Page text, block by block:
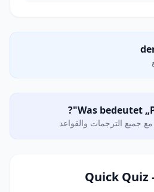
جميع الترجمات والقواعد
Quick